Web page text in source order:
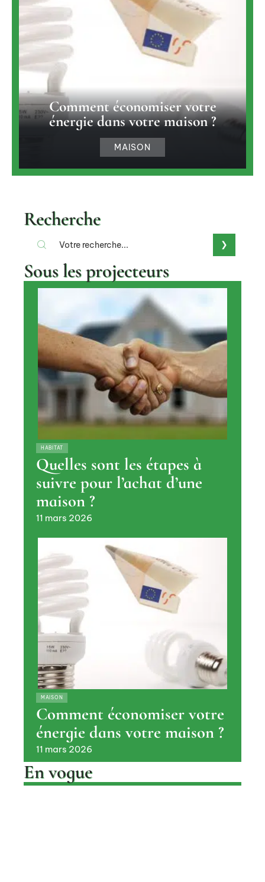
Comment économiser votre
énergie dans votre maison ?
MAISON
Recherche
Sous les projecteurs
HABITAT
Quelles sont les étapes à
suivre pour l’achat d’une
maison ?
11 mars 2026
MAISON
Comment économiser votre
énergie dans votre maison ?
11 mars 2026
En vogue